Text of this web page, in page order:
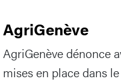
AgriGenève
AgriGenève dénonce
mises en place dans